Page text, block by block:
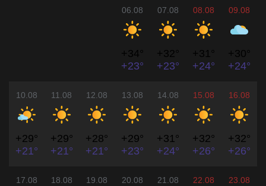
06.08
+34°
+23°
07.08
+32°
+23°
08.08
+31°
+24°
09.08
+30°
+24°
10.08
+29°
+21°
11.08
+29°
+21°
12.08
+28°
+21°
13.08
+29°
+23°
14.08
+31°
+24°
15.08
+32°
+26°
16.08
+32°
+26°
17.08 18.08 19.08 20.08 21.08 22.08 23.08